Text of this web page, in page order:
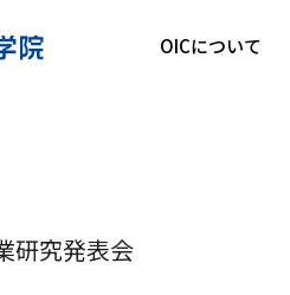
OICについて
究発表会